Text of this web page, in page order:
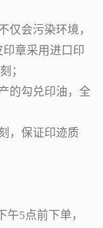
仅会污染环境，
章采用进口印
；
的勾兑印油，全
，保证印迹质
5点前下单，